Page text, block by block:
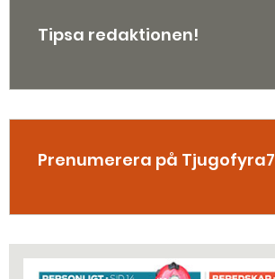
Tipsa redaktionen!
Prenumerera på Tjugofyra7